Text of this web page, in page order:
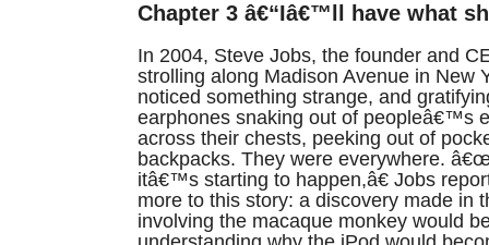
Chapter 3 â€“Iâ€™ll have what
In 2004, Steve Jobs, the founder and
strolling along Madison Avenue in New
noticed something strange, and
earphones snaking out of peopleâ€™s
across their chests, peeking out of
backpacks. They were everywhere.
itâ€™s starting to happen,â€ Jobs
more to this story: a discovery made in
involving the macaque monkey would